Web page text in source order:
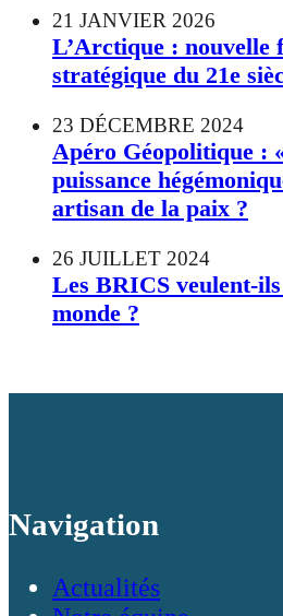
21 JANVIER 2026
L’Arctique : nouvelle
stratégique du 21e
23 DÉCEMBRE 2024
Apéro Géopolitique :
puissance
artisan de la paix ?
26 JUILLET 2024
Les BRICS veulent-
monde ?
Navigation
Actualités